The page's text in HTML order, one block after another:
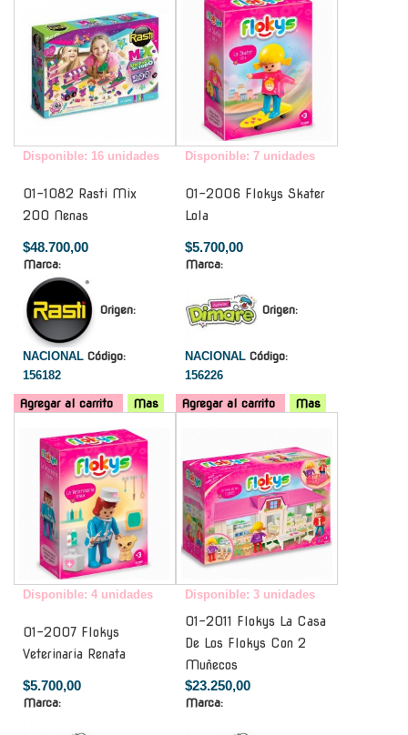
Disponible: 16 unidades
01-1082 Rasti Mix
200 Nenas
$48.700,00
Marca:
Origen:
NACIONAL Código:
156182
Agregar al carrito Mas
Disponible: 7 unidades
01-2006 Flokys Skater
Lola
$5.700,00
Marca:
Origen:
NACIONAL Código:
156226
Agregar al carrito
Mas
Disponible: 4 unidades
01-2007 Flokys
Veterinaria Renata
$5.700,00
Marca:
Disponible: 3 unidades
01-2011 Flokys La Casa
De Los Flokys Con 2
Muñecos
$23.250,00
Marca: